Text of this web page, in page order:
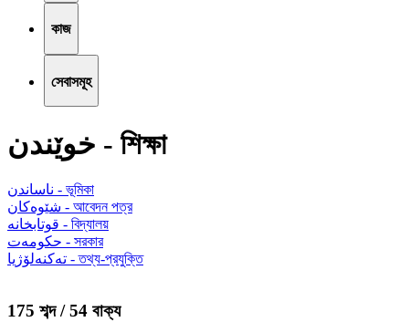
কাজ
সেবাসমূহ
خوێندن - শিক্ষা
ناساندن - ভূমিকা
شێوەکان - আবেদন পত্র
قوتابخانە - বিদ্যালয়
حکومەت - সরকার
تەکنەلۆژیا - তথ্য-প্রযুক্তি
175 শব্দ / 54 বাক্য